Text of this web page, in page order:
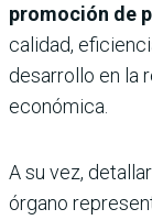
promoción de
calidad,
desarrollo en la
económica.
A su vez,
órgano